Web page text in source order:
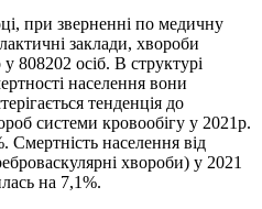
при зверненні по медичну
заклади, хвороби
808202 осіб. В структурі
населення вони
тенденція до
системи кровообігу у 2021р.
Смертність населення від
хвороби) у 2021
на 7,1%.